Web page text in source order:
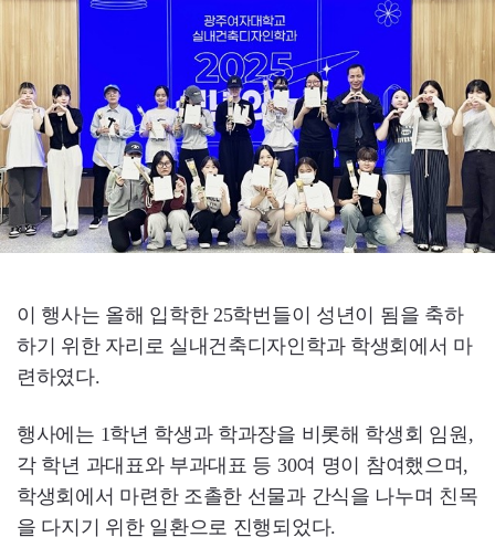
이 행사는 올해 입학한 25학번들이 성년이 됨을 축하
하기 위한 자리로 실내건축디자인학과 학생회에서 마
련하였다.
행사에는 1학년 학생과 학과장을 비롯해 학생회 임원,
각 학년 과대표와 부과대표 등 30여 명이 참여했으며,
학생회에서 마련한 조촐한 선물과 간식을 나누며 친목
을 다지기 위한 일환으로 진행되었다.